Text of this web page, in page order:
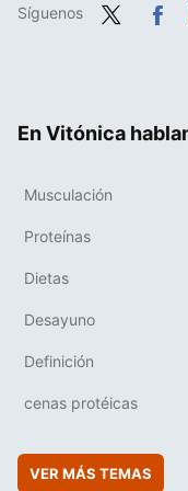
Síguenos
En Vitónica
Musculación
Proteínas
Dietas
Desayuno
Definición
cenas protéicas
VER MÁS TEMAS